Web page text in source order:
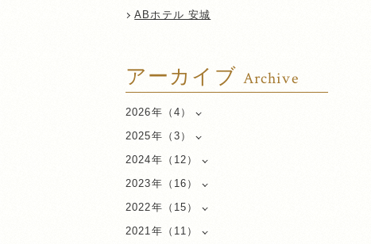
ABホテル 安城
アーカイブ Archive
2026年（4）
2025年（3）
2024年（12）
2023年（16）
2022年（15）
2021年（11）